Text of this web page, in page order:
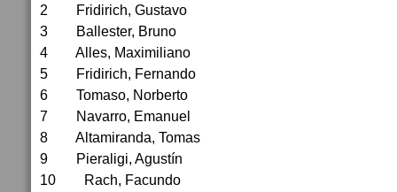
2 Fridirich, Gustavo
3 Ballester, Bruno
4 Alles, Maximiliano
5 Fridirich, Fernando
6 Tomaso, Norberto
7 Navarro, Emanuel
8 Altamiranda, Tomas
9 Pieraligi, Agustín
10 Rach, Facundo